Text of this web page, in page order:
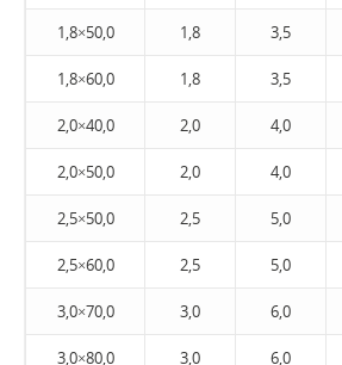
1,8×50,0 1,8 3,5
1,8×60,0 1,8 3,5
2,0×40,0 2,0 4,0
2,0×50,0 2,0 4,0
2,5×50,0 2,5 5,0
2,5×60,0 2,5 5,0
3,0×70,0 3,0 6,0
3,0×80,0 3,0 6,0